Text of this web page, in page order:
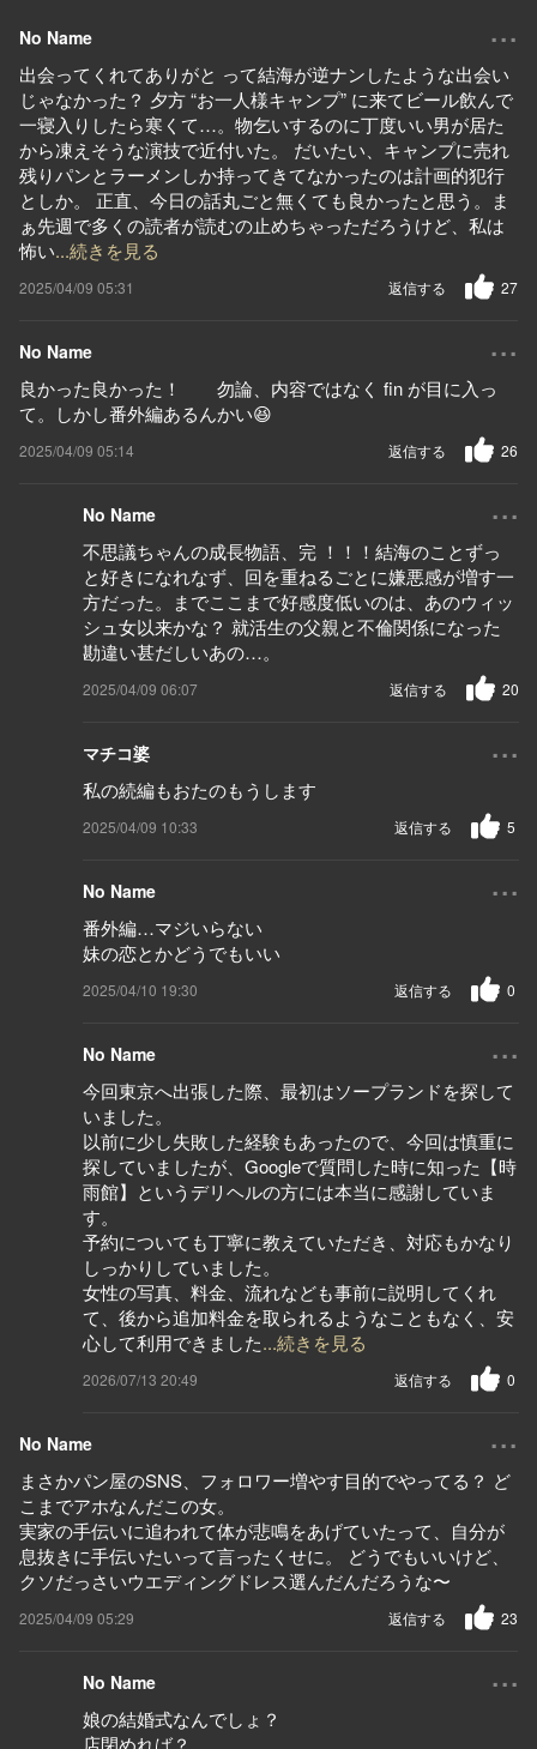
No Name ...
出会ってくれてありがと って結海が逆ナンしたような出会い
じゃなかった？ 夕方 “お一人様キャンプ” に来てビール飲んで
一寝入りしたら寒くて…。物乞いするのに丁度いい男が居た
から凍えそうな演技で近付いた。 だいたい、キャンプに売れ
残りパンとラーメンしか持ってきてなかったのは計画的犯行
としか。 正直、今日の話丸ごと無くても良かったと思う。ま
ぁ先週で多くの読者が読むの止めちゃっただろうけど、私は
怖い...続きを見る
2025/04/09 05:31 27
返信する
No Name ...
良かった良かった！ 勿論、内容ではなく fin が目に入っ
て。しかし番外編あるんかい😆
2025/04/09 05:14 26
返信する
No Name ...
不思議ちゃんの成長物語、完 ！！！結海のことずっ
と好きになれなず、回を重ねるごとに嫌悪感が増す一
方だった。までここまで好感度低いのは、あのウィッ
シュ女以来かな？ 就活生の父親と不倫関係になった
勘違い甚だしいあの…。
2025/04/09 06:07 20
返信する
マチコ婆 ...
私の続編もおたのもうします
2025/04/09 10:33 5
返信する
No Name ...
番外編…マジいらない
妹の恋とかどうでもいい
2025/04/10 19:30 0
返信する
No Name ...
今回東京へ出張した際、最初はソープランドを探して
いました。
以前に少し失敗した経験もあったので、今回は慎重に
探していましたが、Googleで質問した時に知った【時
雨館】というデリヘルの方には本当に感謝していま
す。
予約についても丁寧に教えていただき、対応もかなり
しっかりしていました。
女性の写真、料金、流れなども事前に説明してくれ
て、後から追加料金を取られるようなこともなく、安
心して利用できました...続きを見る
2026/07/13 20:49 0
返信する
No Name ...
まさかパン屋のSNS、フォロワー増やす目的でやってる？ ど
こまでアホなんだこの女。
実家の手伝いに追われて体が悲鳴をあげていたって、自分が
息抜きに手伝いたいって言ったくせに。 どうでもいいけど、
クソだっさいウエディングドレス選んだんだろうな〜
2025/04/09 05:29 23
返信する
No Name ...
娘の結婚式なんでしょ？